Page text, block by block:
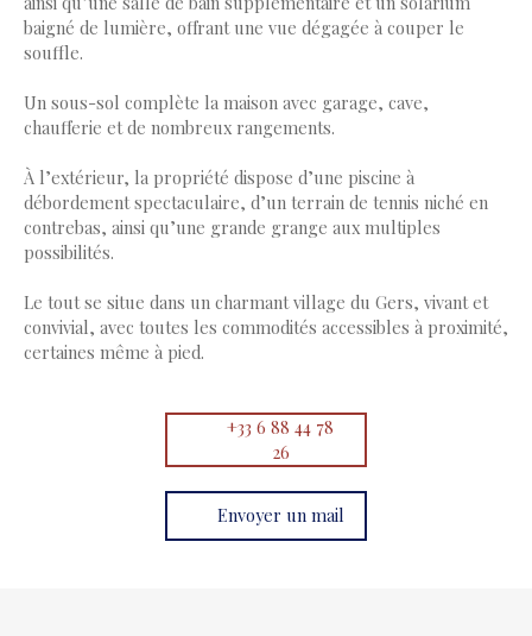
baigné de lumière, offrant une vue dégagée à couper le
souffle.
Un sous-sol complète la maison avec garage, cave,
chaufferie et de nombreux rangements.
À l’extérieur, la propriété dispose d’une piscine à
débordement spectaculaire, d’un terrain de tennis niché en
contrebas, ainsi qu’une grande grange aux multiples
possibilités.
Le tout se situe dans un charmant village du Gers, vivant et
convivial, avec toutes les commodités accessibles à proximité,
certaines même à pied.
+33 6 88 44 78
26
Envoyer un mail